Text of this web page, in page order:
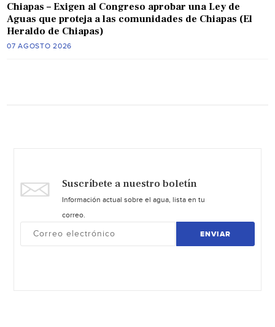
Chiapas – Exigen al Congreso aprobar una Ley de
Aguas que proteja a las comunidades de Chiapas (El
Heraldo de Chiapas)
07 AGOSTO 2026
Suscríbete a nuestro boletín
Información actual sobre el agua, lista en tu
correo.
ENVIAR